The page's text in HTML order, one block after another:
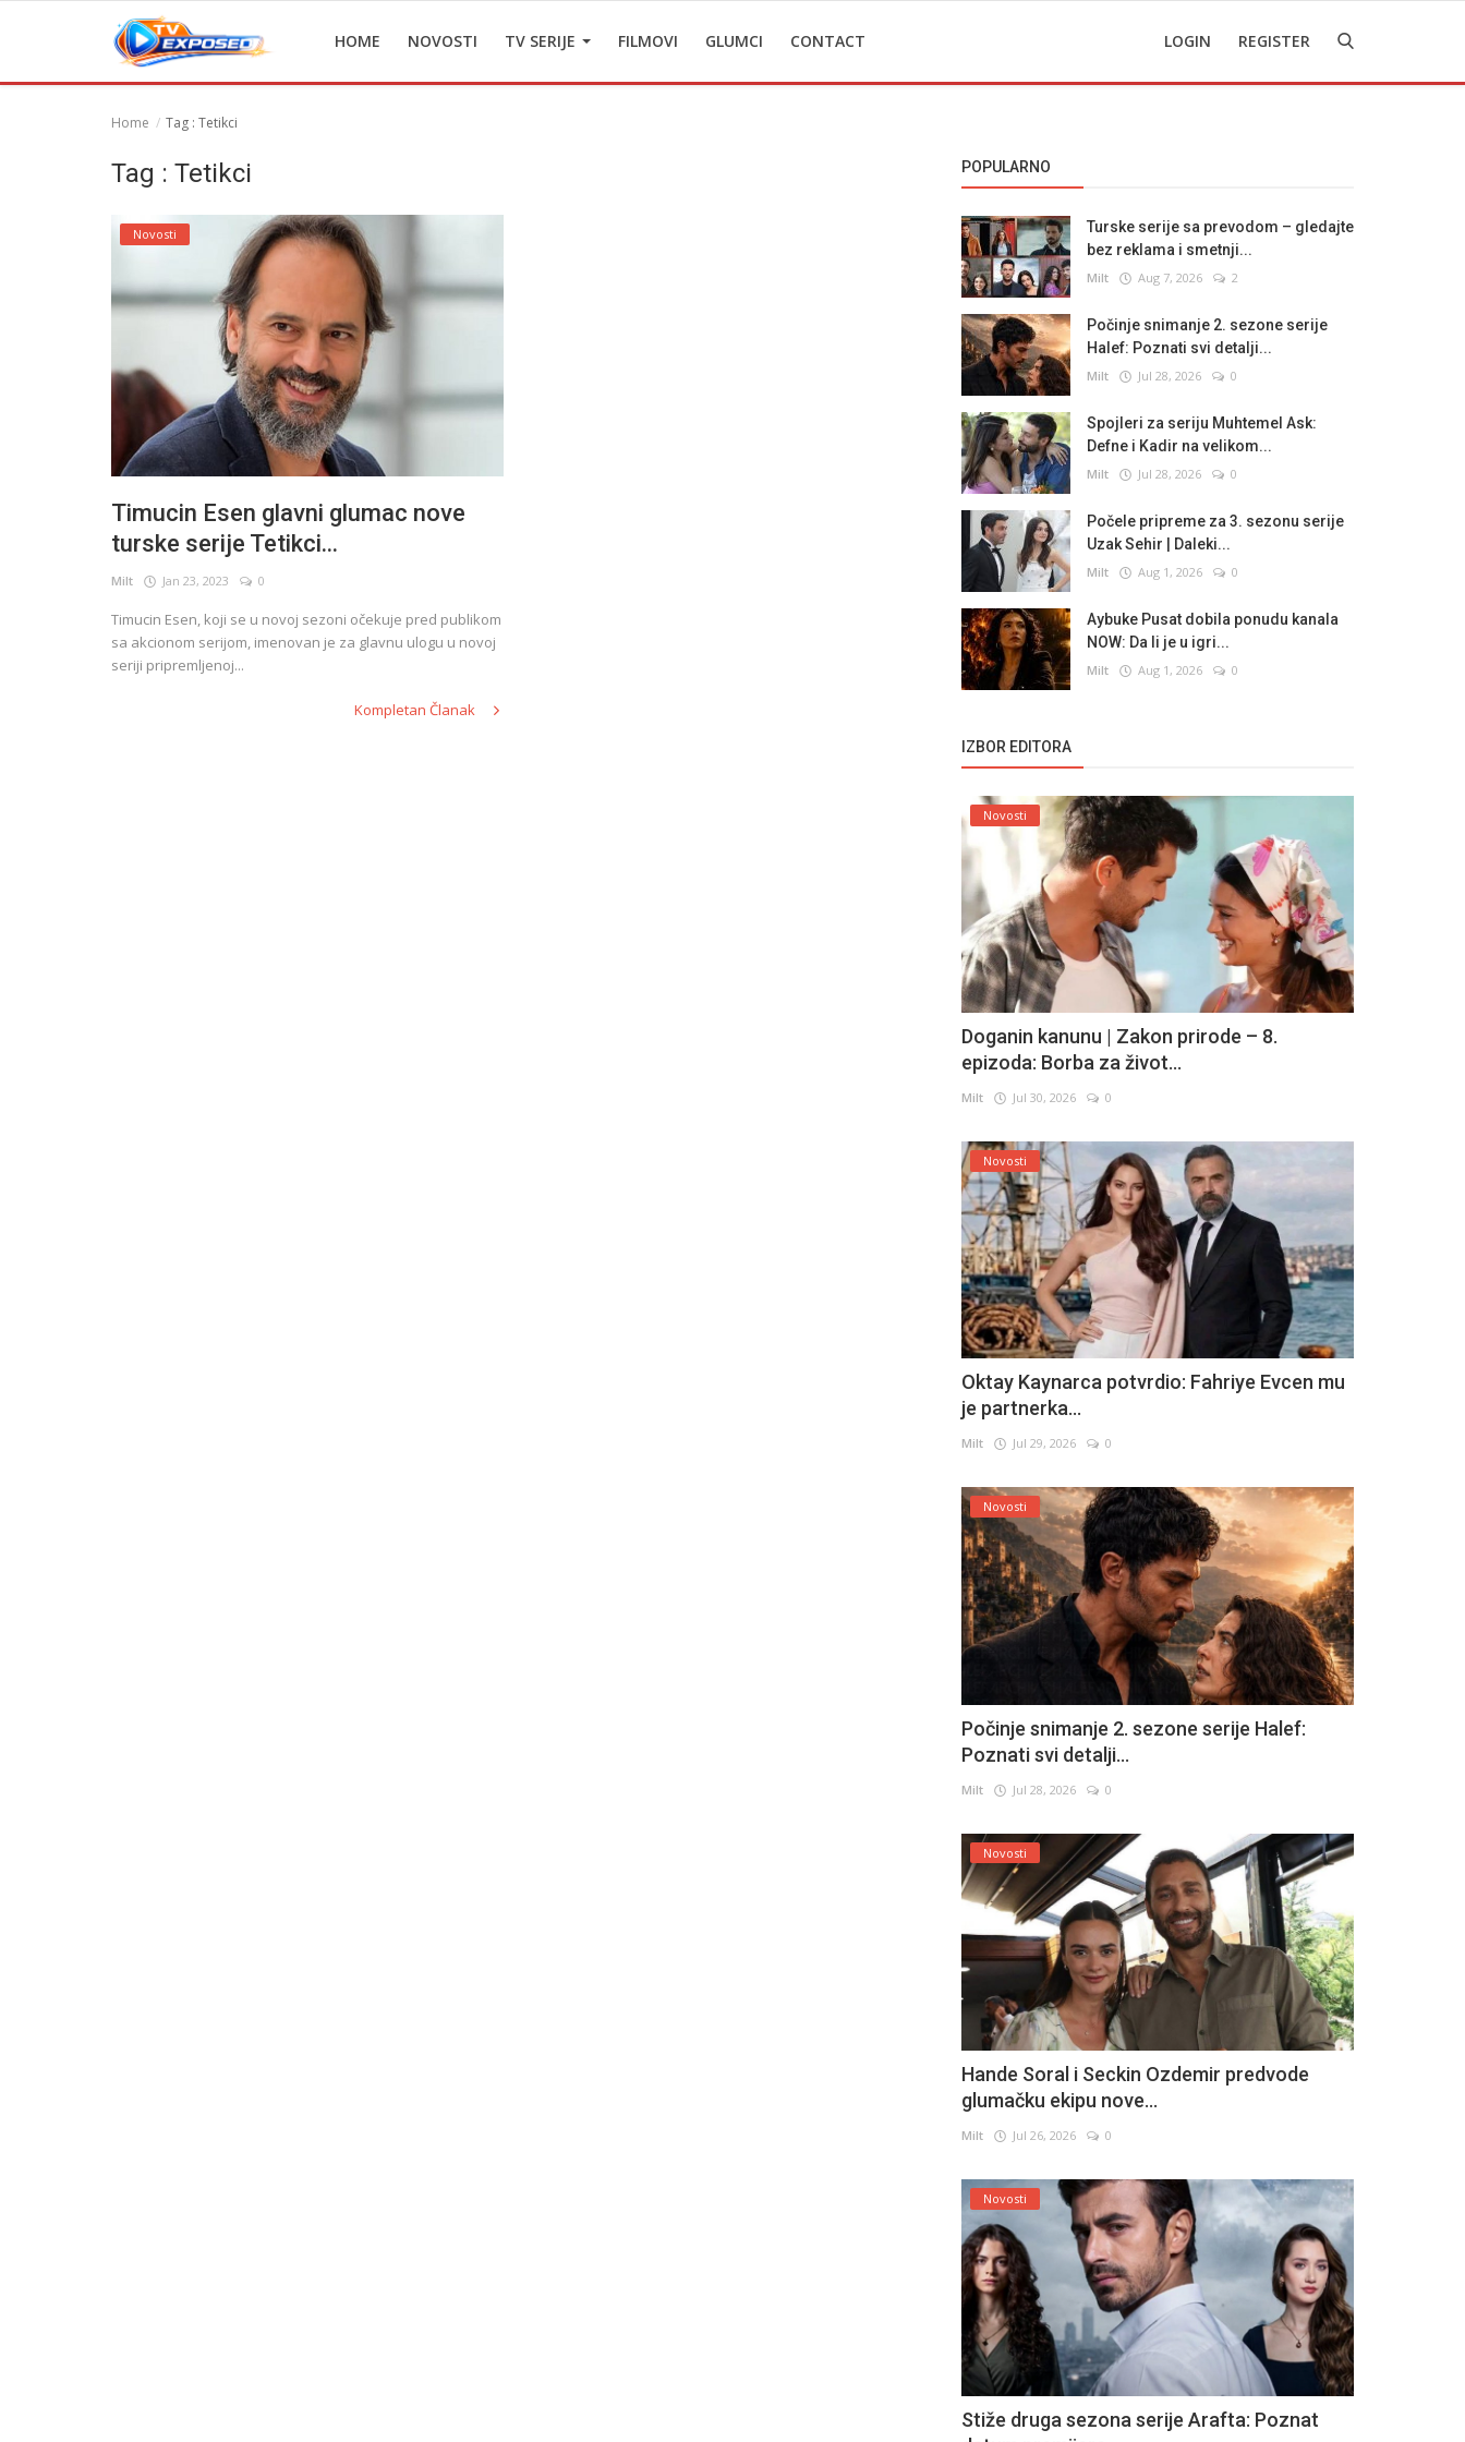
HOME NOVOSTI TV SERIJE FILMOVI GLUMCI CONTACT LOGIN REGISTER
Home Tag : Tetikci
Tag : Tetikci
Novosti
Timucin Esen glavni glumac nove
turske serije Tetikci...
Milt Jan 23, 2023 0
Timucin Esen, koji se u novoj sezoni očekuje pred publikom
sa akcionom serijom, imenovan je za glavnu ulogu u novoj
seriji pripremljenoj...
Kompletan Članak
POPULARNO
Turske serije sa prevodom – gledajte
bez reklama i smetnji...
Milt Aug 7, 2026 2
Počinje snimanje 2. sezone serije
Halef: Poznati svi detalji...
Milt Jul 28, 2026 0
Spojleri za seriju Muhtemel Ask:
Defne i Kadir na velikom...
Milt Jul 28, 2026 0
Počele pripreme za 3. sezonu serije
Uzak Sehir | Daleki...
Milt Aug 1, 2026 0
Aybuke Pusat dobila ponudu kanala
NOW: Da li je u igri...
Milt Aug 1, 2026 0
IZBOR EDITORA
Novosti
Doganin kanunu | Zakon prirode – 8.
epizoda: Borba za život...
Milt Jul 30, 2026 0
Novosti
Oktay Kaynarca potvrdio: Fahriye Evcen mu
je partnerka...
Milt Jul 29, 2026 0
Novosti
Počinje snimanje 2. sezone serije Halef:
Poznati svi detalji...
Milt Jul 28, 2026 0
Novosti
Hande Soral i Seckin Ozdemir predvode
glumačku ekipu nove...
Milt Jul 26, 2026 0
Novosti
Stiže druga sezona serije Arafta: Poznat